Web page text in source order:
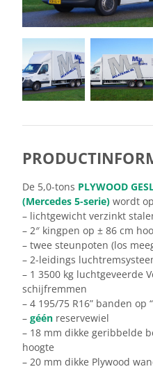
De 5,0-tons PLYWOOD
(Mercedes 5-serie) wordt
– lichtgewicht verzinkt
– 2″ kingpen op ± 86 cm
– twee steunpoten (los
– 2-leidings
– 1 3500 kg luchtgeveerde
schijfremmen
– 4 195/75 R16” banden op
– géén reservewiel
– 18 mm dikke geribbelde
hoogte
– 20 mm dikke Plywood